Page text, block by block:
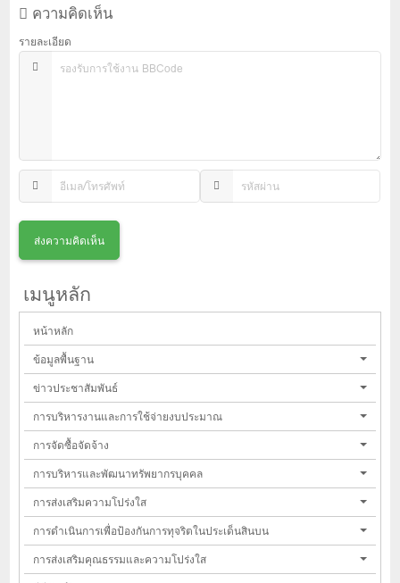
ความคิดเห็น
รายละเอียด
เมนูหลัก
หน้าหลัก
ข้อมูลพื้นฐาน
ข่าวประชาสัมพันธ์
การบริหารงานและการใช้จ่ายงบประมาณ
การจัดซื้อจัดจ้าง
การบริหารและพัฒนาทรัพยากรบุคคล
การส่งเสริมความโปร่งใส
การดำเนินการเพื่อป้องกันการทุจริตในประเด็นสินบน
การส่งเสริมคุณธรรมและความโปร่งใส